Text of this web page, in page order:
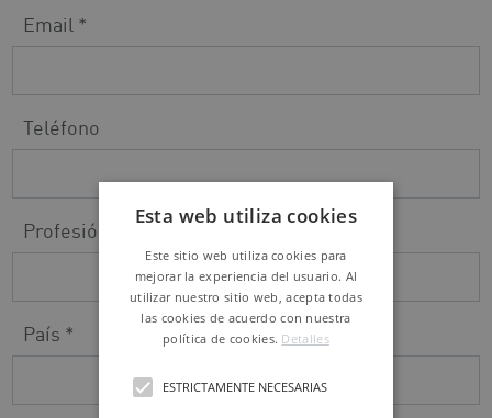
Email *
Teléfono
Profesión *
País *
Esta web utiliza cookies
Este sitio web utiliza cookies para
mejorar la experiencia del usuario. Al
utilizar nuestro sitio web, acepta todas
las cookies de acuerdo con nuestra
política de cookies. Detalles
ESTRICTAMENTE NECESARIAS